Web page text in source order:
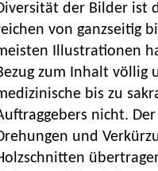
der Bilder ist
von ganzseitig
Illustrationen
zum Inhalt völlig
bis zu
nicht.
und